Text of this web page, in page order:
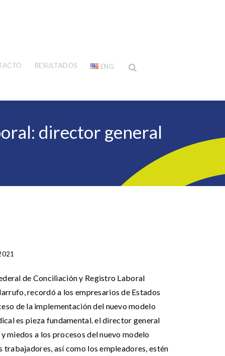
RESULTADOS ENG
director general
de Conciliación y Registro Laboral
recordó a los empresarios de Estados
de la implementación del nuevo modelo
es pieza fundamental. el director general
miedos a los procesos del nuevo modelo
trabajadores, así como los empleadores, estén